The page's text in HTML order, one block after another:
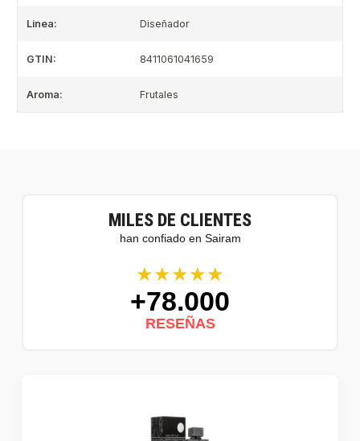
Linea: Diseñador
GTIN: 8411061041659
Aroma: Frutales
MILES DE CLIENTES
han confiado en Sairam
★★★★★
+78.000
RESEÑAS